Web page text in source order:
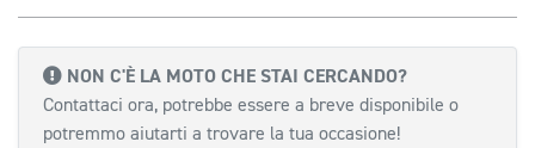
NON C'È LA MOTO CHE STAI CERCANDO?
Contattaci ora, potrebbe essere a breve disponibile o
potremmo aiutarti a trovare la tua occasione!